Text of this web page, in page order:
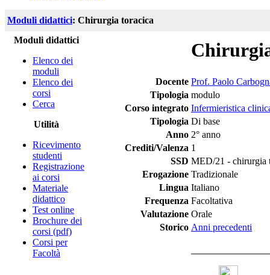
Moduli didattici: Chirurgia toracica
Moduli didattici
Elenco dei
moduli
Elenco dei
corsi
Cerca
Utilità
Ricevimento
studenti
Registrazione
ai corsi
Materiale
didattico
Test online
Brochure dei
corsi (pdf)
Corsi per
Facoltà
Docente Prof. Paolo
Tipologia modulo
Corso integrato Infermieristica
Tipologia Di base
Anno 2° anno
Crediti/Valenza 1
SSD MED/21 - chirurgia
Erogazione Tradizionale
Lingua Italiano
Frequenza Facoltativa
Valutazione Orale
Storico Anni precedenti